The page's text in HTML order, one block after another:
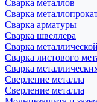
Сварка металлов
Сварка
Сварка арматуры
Сварка швеллера
Сварка
Сварка листового
Сварка
Сверление металла
Сверление металла